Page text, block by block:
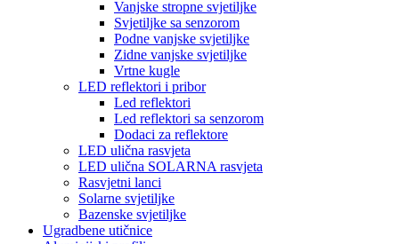
Vanjske stropne svjetiljke
Svjetiljke sa senzorom
Podne vanjske svjetiljke
Zidne vanjske svjetiljke
Vrtne kugle
LED reflektori i pribor
Led reflektori
Led reflektori sa senzorom
Dodaci za reflektore
LED ulična rasvjeta
LED ulična SOLARNA rasvjeta
Rasvjetni lanci
Solarne svjetiljke
Bazenske svjetiljke
Ugradbene utičnice